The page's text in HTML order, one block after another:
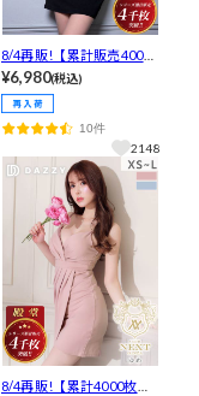
8/4再販!【累計販売4000
枚以上】胸元が盛れる!!え
ちえちネッククロスリボ
ン谷間ジップ透け魅せシ
アー長袖ミニ丈キャバド
レス
¥6,980(税込)
10件
2148
8/4再販!【累計4000枚販